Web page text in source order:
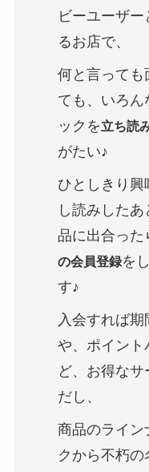
ビーユーザ
るお店で、
何と言っても
ても、いろん
ックを立ち読
がたい♪
ひとしきり
し読みした
品に出合った
の会員登録を
す♪
入会すれば
や、ポイント
ど、お得な
だし、
商品のライン
クから不朽の